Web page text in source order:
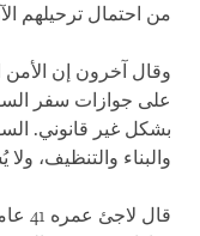
من احتمال ترحيلهم
وقال آخرون إن
على جوازات سفر
بشكل غير قانوني.
والبناء والتنظيف،